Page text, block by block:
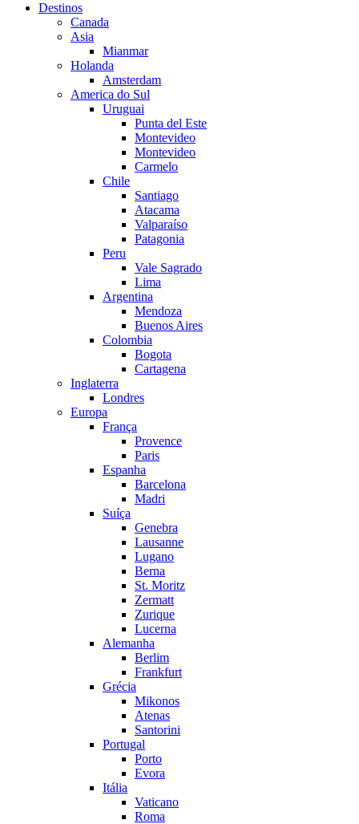
Destinos
Canada
Asia
Mianmar
Holanda
Amsterdam
America do Sul
Uruguai
Punta del Este
Montevideo
Montevideo
Carmelo
Chile
Santiago
Atacama
Valparaíso
Patagonia
Peru
Vale Sagrado
Lima
Argentina
Mendoza
Buenos Aires
Colombia
Bogota
Cartagena
Inglaterra
Londres
Europa
França
Provence
Paris
Espanha
Barcelona
Madri
Suíça
Genebra
Lausanne
Lugano
Berna
St. Moritz
Zermatt
Zurique
Lucerna
Alemanha
Berlim
Frankfurt
Grécia
Mikonos
Atenas
Santorini
Portugal
Porto
Evora
Itália
Vaticano
Roma